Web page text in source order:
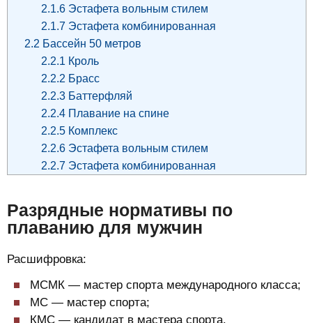
2.1.6Эстафета вольным стилем
2.1.7 Эстафета комбинированная
2.2 Бассейн 50 метров
2.2.1 Кроль
2.2.2 Брасс
2.2.3Баттерфляй
2.2.4Плавание на спине
2.2.5Комплекс
2.2.6Эстафета вольным стилем
2.2.7 Эстафета комбинированная
Разрядные нормативы по
плаванию для мужчин
Расшифровка:
МСМК — мастер спорта международного класса;
МС — мастер спорта;
КМС — кандидат в мастера спорта.